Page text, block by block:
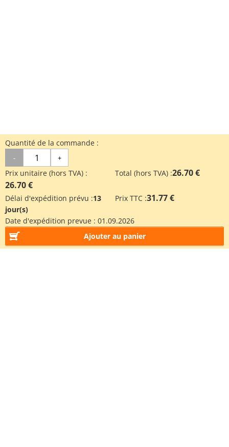
Quantité de la commande :
- +
Prix unitaire (hors TVA) :
26.70 €
Total (hors TVA) :26.70 €
Délai d'expédition prévu :13
jour(s)
Prix TTC :31.77 €
Date d'expédition prevue : 01.09.2026
Ajouter au panier